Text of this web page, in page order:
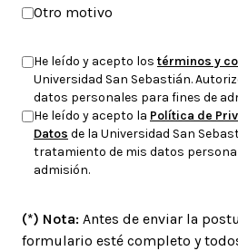
Otro motivo
He leído y acepto los términos y
Universidad San Sebastián.
datos personales para fines de
He leído y acepto la Política de
Datos de la Universidad San
tratamiento de mis datos
admisión.
(*) Nota: Antes de enviar la
formulario esté completo y